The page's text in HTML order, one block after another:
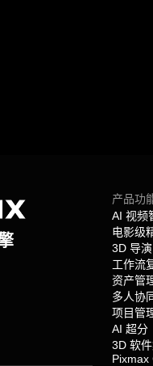
产品功
AI 视频
电影级
3D 导
工作流
资产管
多人协
项目管
AI 超分
3D 软
Pixmax